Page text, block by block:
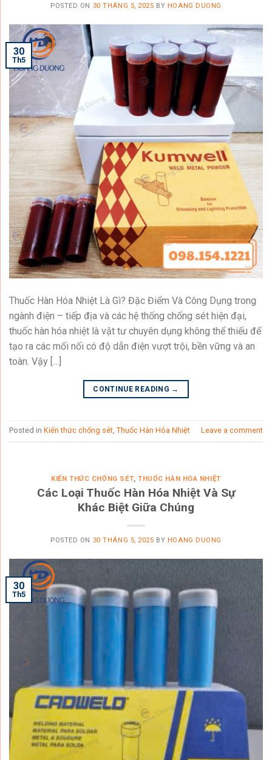
POSTED ON 30 THÁNG 5, 2025 BY HOANG DUONG
30
Th5
Thuốc Hàn Hóa Nhiệt Là Gì? Đặc Điểm Và Công Dụng trong
ngành điện – tiếp địa và các hệ thống chống sét hiện đại,
thuốc hàn hóa nhiệt là vật tư chuyên dụng không thể thiếu để
tạo ra các mối nối có độ dẫn điện vượt trội, bền vững và an
toàn. Vậy […]
CONTINUE READING →
Posted in Kiến thức chống sét, Thuốc Hàn Hóa Nhiệt Leave a comment
KIẾN THỨC CHỐNG SÉT,THUỐC HÀN HÓA NHIỆT
Các Loại Thuốc Hàn Hóa Nhiệt Và Sự
Khác Biệt Giữa Chúng
POSTED ON 30 THÁNG 5, 2025 BY HOANG DUONG
30
Th5